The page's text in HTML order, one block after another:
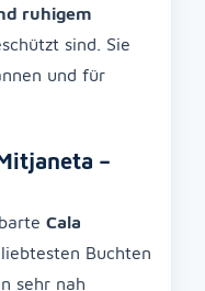
ruhigem
sind. Sie
und für
–
Cala
Buchten
sehr nah